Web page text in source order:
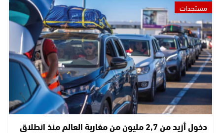
مستجدات
دخول أزيد من 2,7 مليون من مغاربة العالم منذ انطلاق